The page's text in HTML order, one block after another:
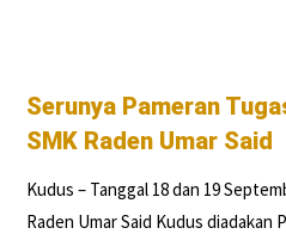
Serunya Pameran
SMK Raden Umar Said
Kudus – Tanggal 18 dan 19
Raden Umar Said Kudus diadakan